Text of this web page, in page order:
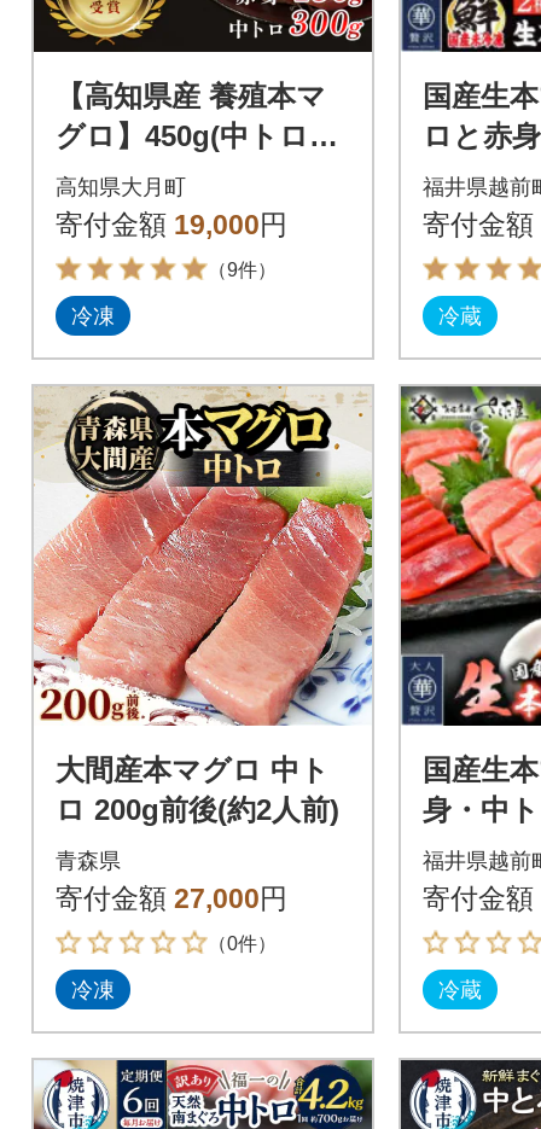
【高知県産 養殖本マ
グロ】450g(中トロ30
0g 赤身150g)小分け柵
急速冷凍
高知県大月町
寄付金額 19,000円
（9件）
冷凍
国産生
ロと赤
合計
福井県越前
寄付金額
冷蔵
大間産本マグロ 中ト
ロ 200g前後(約2人前)
青森県
寄付金額 27,000円
（0件）
冷凍
国産生
身・中
種セッ
福井県越前
寄付金額
冷蔵